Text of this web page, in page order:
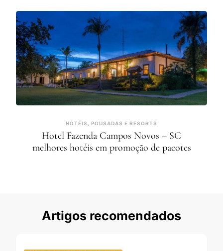
HOTÉIS, POUSADAS E RESORTS
Hotel Fazenda Campos Novos – SC
melhores hotéis em promoção de pacotes
Artigos recomendados